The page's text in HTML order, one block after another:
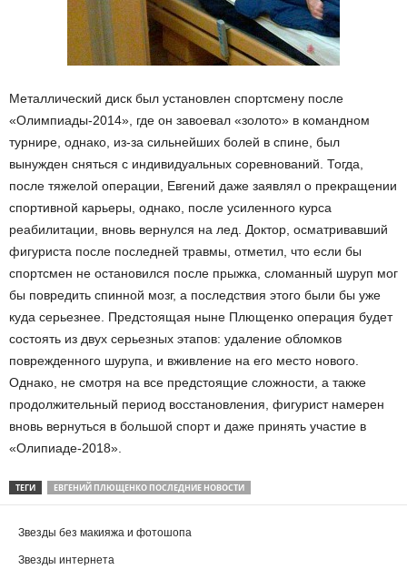
Металлический диск был установлен спортсмену после
«Олимпиады-2014», где он завоевал «золото» в командном
турнире, однако, из-за сильнейших болей в спине, был
вынужден сняться с индивидуальных соревнований. Тогда,
после тяжелой операции, Евгений даже заявлял о прекращении
спортивной карьеры, однако, после усиленного курса
реабилитации, вновь вернулся на лед. Доктор, осматривавший
фигуриста после последней травмы, отметил, что если бы
спортсмен не остановился после прыжка, сломанный шуруп мог
бы повредить спинной мозг, а последствия этого были бы уже
куда серьезнее. Предстоящая ныне Плющенко операция будет
состоять из двух серьезных этапов: удаление обломков
поврежденного шурупа, и вживление на его место нового.
Однако, не смотря на все предстоящие сложности, а также
продолжительный период восстановления, фигурист намерен
вновь вернуться в большой спорт и даже принять участие в
«Олипиаде-2018».
ТЕГИ ЕВГЕНИЙ ПЛЮЩЕНКО ПОСЛЕДНИЕ НОВОСТИ
Звезды без макияжа и фотошопа
Звезды интернета